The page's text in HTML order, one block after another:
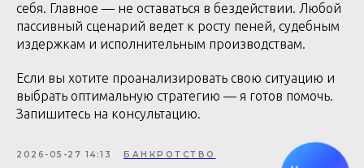
себя. Главное — не оставаться в бездействии. Любой
пассивный сценарий ведет к росту пеней, судебным
издержкам и исполнительным производствам.
Если вы хотите проанализировать свою ситуацию и
выбрать оптимальную стратегию — я готов помочь.
Запишитесь на консультацию.
2026-05-27 14:13 БАНКРОТСТВО